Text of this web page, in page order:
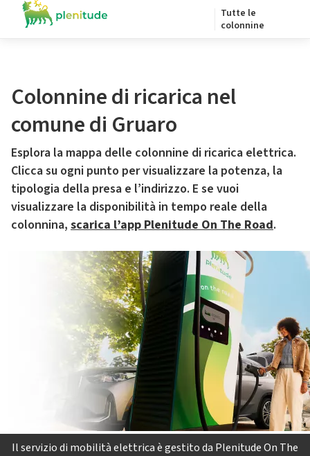
Tutte le
colonnine
Colonnine di ricarica nel
comune di Gruaro
Esplora la mappa delle colonnine di ricarica elettrica.
Clicca su ogni punto per visualizzare la potenza, la
tipologia della presa e l’indirizzo. E se vuoi
visualizzare la disponibilità in tempo reale della
colonnina, scarica l’app Plenitude On The Road.
Il servizio di mobilità elettrica è gestito da Plenitude On The